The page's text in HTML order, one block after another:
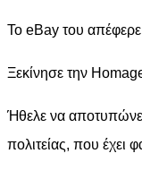
Το eBay του απέφερε
Ξεκίνησε την
Ήθελε να
πολιτείας, που έχει